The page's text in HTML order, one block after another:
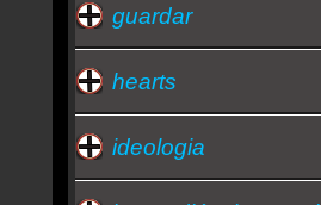
guardar
hearts
ideologia